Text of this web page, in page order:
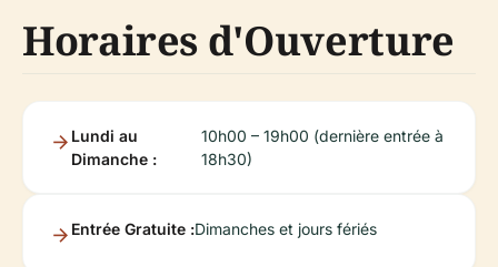
Horaires d'Ouverture
Lundi au
Dimanche :
10h00 – 19h00 (dernière entrée à
18h30)
Entrée Gratuite :Dimanches et jours fériés